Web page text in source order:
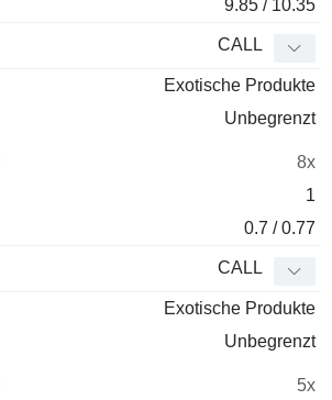
9.85 / 10.35
CALL
Exotische Produkte
Unbegrenzt
8x
1
0.7 / 0.77
CALL
Exotische Produkte
Unbegrenzt
5x